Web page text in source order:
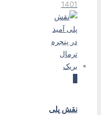
1401
نقش پلی